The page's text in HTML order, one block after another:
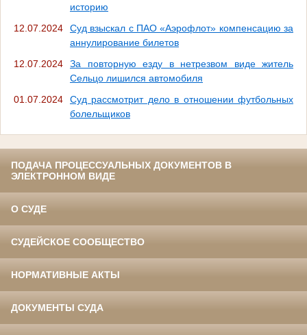
историю
12.07.2024
Суд взыскал с ПАО «Аэрофлот» компенсацию за
аннулирование билетов
12.07.2024
За повторную езду в нетрезвом виде житель
Сельцо лишился автомобиля
01.07.2024
Суд рассмотрит дело в отношении футбольных
болельщиков
ПОДАЧА ПРОЦЕССУАЛЬНЫХ ДОКУМЕНТОВ В
ЭЛЕКТРОННОМ ВИДЕ
О СУДЕ
СУДЕЙСКОЕ СООБЩЕСТВО
НОРМАТИВНЫЕ АКТЫ
ДОКУМЕНТЫ СУДА